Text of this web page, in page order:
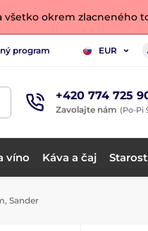
všetko okrem zlacneného
program EUR
+420 774 725
Zavolajte nám (Po-Pi
víno Káva a čaj
Sander